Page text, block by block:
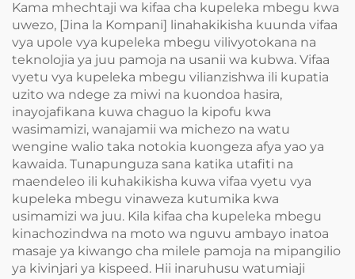
Kama mhechtaji wa kifaa cha kupeleka mbegu kwa
uwezo, [Jina la Kompani] linahakikisha kuunda vifaa
vya upole vya kupeleka mbegu vilivyotokana na
teknolojia ya juu pamoja na usanii wa kubwa. Vifaa
vyetu vya kupeleka mbegu vilianzishwa ili kupatia
uzito wa ndege za miwi na kuondoa hasira,
inayojafikana kuwa chaguo la kipofu kwa
wasimamizi, wanajamii wa michezo na watu
wengine walio taka notokia kuongeza afya yao ya
kawaida. Tunapunguza sana katika utafiti na
maendeleo ili kuhakikisha kuwa vifaa vyetu vya
kupeleka mbegu vinaweza kutumika kwa
usimamizi wa juu. Kila kifaa cha kupeleka mbegu
kinachozindwa na moto wa nguvu ambayo inatoa
masaje ya kiwango cha milele pamoja na mipangilio
ya kivinjari ya kispeed. Hii inaruhusu watumiaji